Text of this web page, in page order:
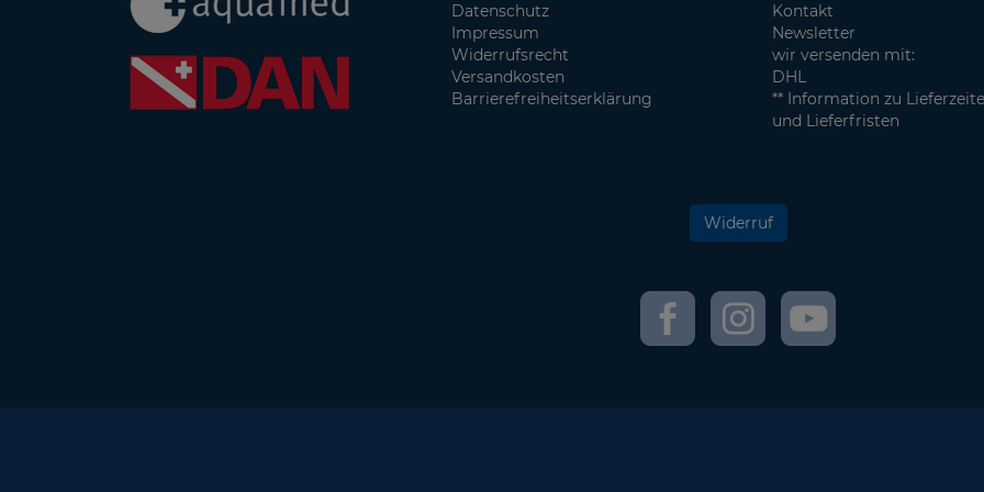
Datenschutz
Impressum
Widerrufsrecht
Versandkosten
Barrierefreiheitserklärung
Kontakt
Newsletter
wir versenden mit:
DHL
** Information zu
und Lieferfristen
Widerruf